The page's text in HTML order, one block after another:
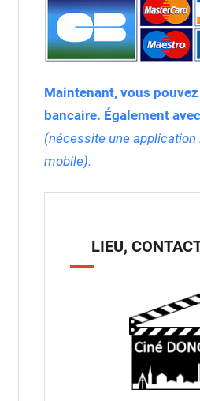
Maintenant, vous
bancaire. Également
(nécessite une
mobile).
LIEU,